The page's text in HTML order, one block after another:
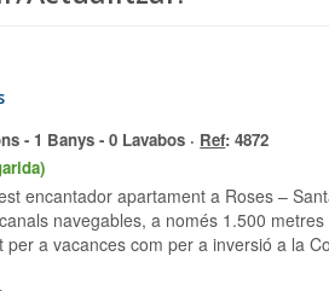
- 1 Banys - 0 Lavabos · Ref: 4872
navegables, a només 1.500
per a vacances com per a inversió a la